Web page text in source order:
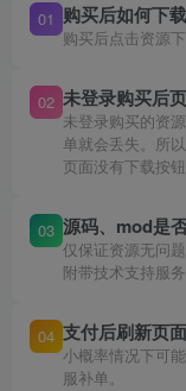
01 购买后如何下
购买后点击资源
02 未登录购买后
未登录购买的资
单就会丢失。所
页面没有下载按
03 源码、mod是
仅保证资源无问
附带技术支持服务
04 支付后刷新页
小概率情况下可
服补单。